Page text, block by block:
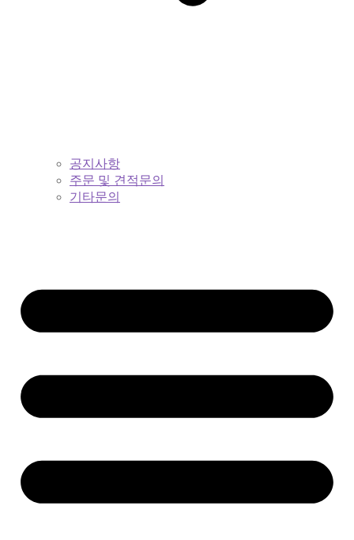
공지사항
주문 및 견적문의
기타문의